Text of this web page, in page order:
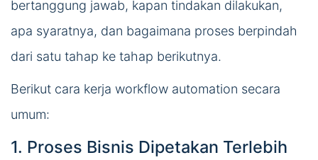
bertanggung jawab, kapan tindakan dilakukan,
apa syaratnya, dan bagaimana proses berpindah
dari satu tahap ke tahap berikutnya.
Berikut cara kerja workflow automation secara
umum:
1. Proses Bisnis Dipetakan Terlebih